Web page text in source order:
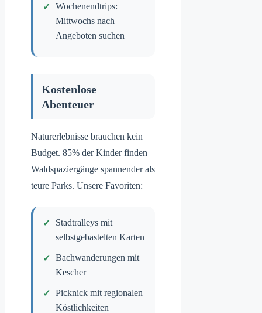
Wochenendtrips:
Mittwochs nach
Angeboten suchen
Kostenlose
Abenteuer
Naturerlebnisse brauchen kein
Budget. 85% der Kinder finden
Waldspaziergänge spannender als
teure Parks. Unsere Favoriten:
Stadtralleys mit
selbstgebastelten Karten
Bachwanderungen mit
Kescher
Picknick mit regionalen
Köstlichkeiten